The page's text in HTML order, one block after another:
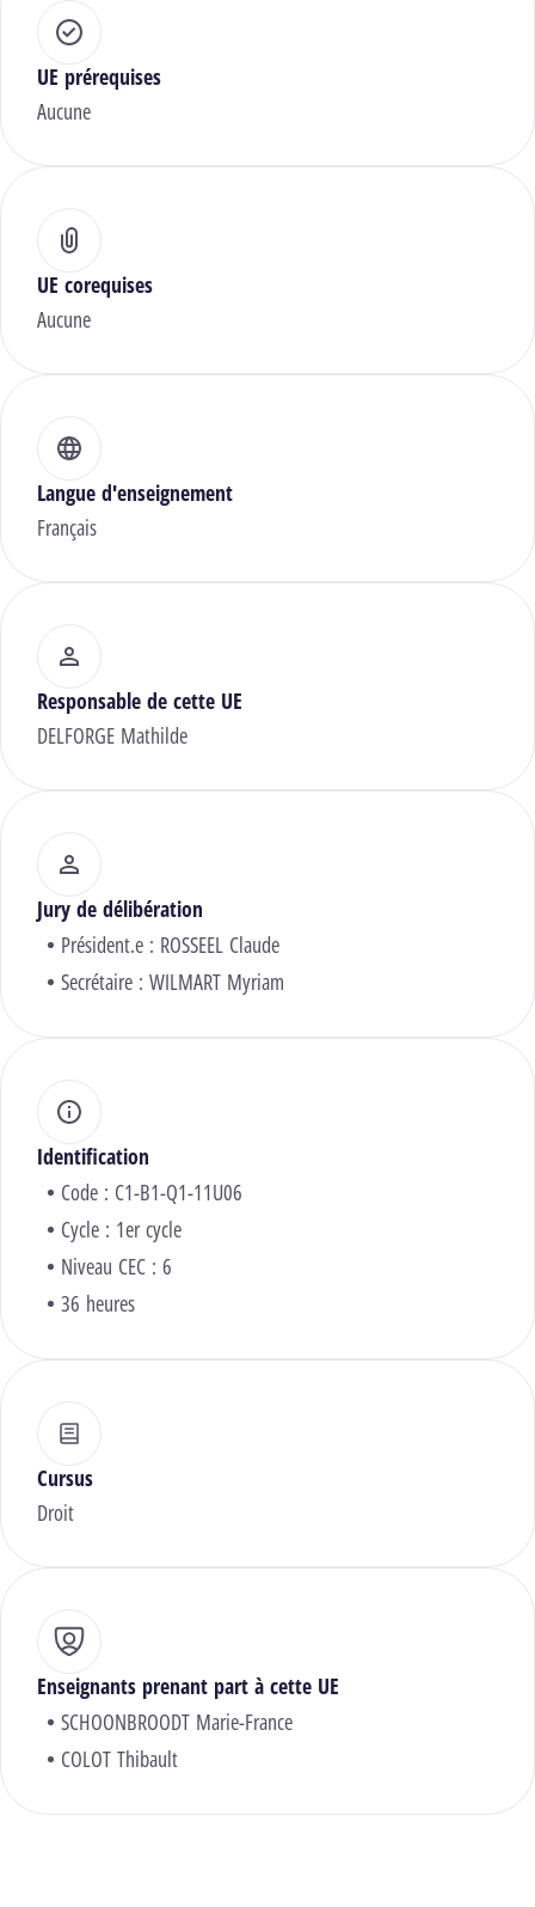
UE prérequises
Aucune
UE corequises
Aucune
Langue d'enseignement
Français
Responsable de cette UE
DELFORGE Mathilde
Jury de délibération
Président.e : ROSSEEL Claude
Secrétaire : WILMART Myriam
Identification
Code : C1-B1-Q1-11U06
Cycle : 1er cycle
Niveau CEC : 6
36 heures
Cursus
Droit
Enseignants prenant part à cette UE
SCHOONBROODT Marie-France
COLOT Thibault